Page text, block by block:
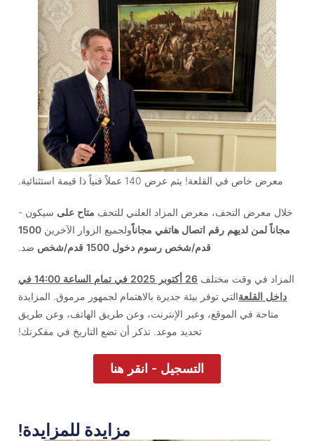
معرض خاص في القلعة! يتم عرض 140 عملاً فنياً ذا قيمة استثنائية.
خلال معرض التحف، معرض المزاد العلني للتحف متاح على سيكون -
مجاناً لمن لديهم رقم اتصال هاتفي مجاناًولجميع الزوار الآخرين 1500
قدم/شخص رسوم دخول 1500 قدم/شخص
ضد.
المزاد في وقت مختلف
26 أكتوبر 2025 في تمام الساعة 14:00 في
داخل القلعةالتي توفر بيئة جديرة بالاهتمام لجمهور مرموق. المزايدة
متاحة في الموقع، وعبر الإنترنت، وعن طريق الهاتف، وعن طريق
تحديد موعد. تذكر أن تضع التاريخ في مفكرتك!
التسجيل - انقر هنا
مزايدة للمزايدة!